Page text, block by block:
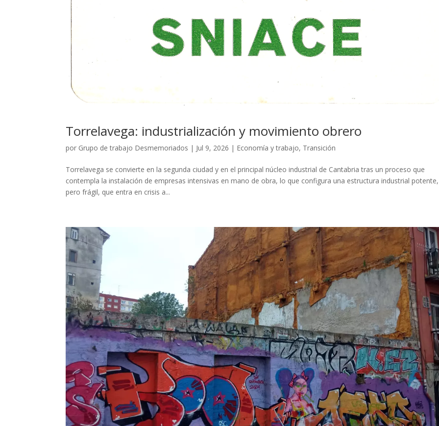
Torrelavega: industrialización y movimiento obrero
por Grupo de trabajo Desmemoriados | Jul 9, 2026 | Economía y trabajo, Transición
Torrelavega se convierte en la segunda ciudad y en el principal núcleo industrial de Cantabria tras un proceso que
contempla la instalación de empresas intensivas en mano de obra, lo que configura una estructura industrial potente,
pero frágil, que entra en crisis a...